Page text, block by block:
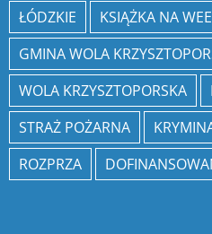
ŁÓDZKIE
KSIĄŻKA NA
GMINA WOLA
WOLA KRZYSZTOPORSKA
STRAŻ POŻARNA
ROZPRZA